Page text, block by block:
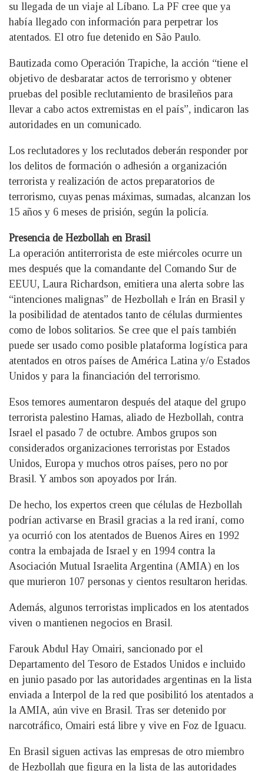
su llegada de un viaje al Líbano. La PF cree que ya
había llegado con información para perpetrar los
atentados. El otro fue detenido en São Paulo.
Bautizada como Operación Trapiche, la acción “tiene el
objetivo de desbaratar actos de terrorismo y obtener
pruebas del posible reclutamiento de brasileños para
llevar a cabo actos extremistas en el país”, indicaron las
autoridades en un comunicado.
Los reclutadores y los reclutados deberán responder por
los delitos de formación o adhesión a organización
terrorista y realización de actos preparatorios de
terrorismo, cuyas penas máximas, sumadas, alcanzan los
15 años y 6 meses de prisión, según la policía.
Presencia de Hezbollah en Brasil
La operación antiterrorista de este miércoles ocurre un
mes después que la comandante del Comando Sur de
EEUU, Laura Richardson, emitiera una alerta sobre las
“intenciones malignas” de Hezbollah e Irán en Brasil y
la posibilidad de atentados tanto de células durmientes
como de lobos solitarios. Se cree que el país también
puede ser usado como posible plataforma logística para
atentados en otros países de América Latina y/o Estados
Unidos y para la financiación del terrorismo.
Esos temores aumentaron después del ataque del grupo
terrorista palestino Hamas, aliado de Hezbollah, contra
Israel el pasado 7 de octubre. Ambos grupos son
considerados organizaciones terroristas por Estados
Unidos, Europa y muchos otros países, pero no por
Brasil. Y ambos son apoyados por Irán.
De hecho, los expertos creen que células de Hezbollah
podrían activarse en Brasil gracias a la red iraní, como
ya ocurrió con los atentados de Buenos Aires en 1992
contra la embajada de Israel y en 1994 contra la
Asociación Mutual Israelita Argentina (AMIA) en los
que murieron 107 personas y cientos resultaron heridas.
Además, algunos terroristas implicados en los atentados
viven o mantienen negocios en Brasil.
Farouk Abdul Hay Omairi, sancionado por el
Departamento del Tesoro de Estados Unidos e incluido
en junio pasado por las autoridades argentinas en la lista
enviada a Interpol de la red que posibilitó los atentados a
la AMIA, aún vive en Brasil. Tras ser detenido por
narcotráfico, Omairi está libre y vive en Foz de Iguacu.
En Brasil siguen activas las empresas de otro miembro
de Hezbollah que figura en la lista de las autoridades